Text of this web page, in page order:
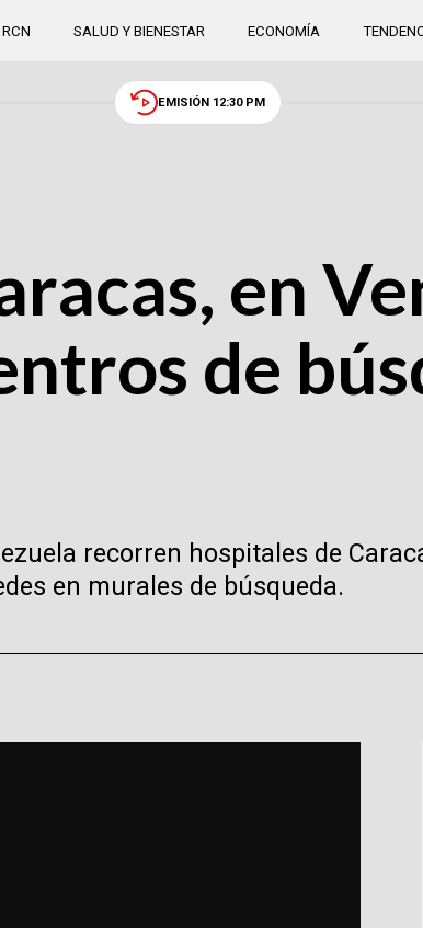
SALUD Y BIENESTAR ECONOMÍA
EMISIÓN 12:30 PM
en
de
recorren hospitales de
en murales de búsqueda.